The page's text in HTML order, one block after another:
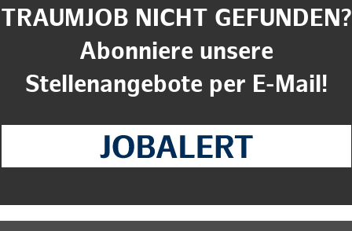
TRAUMJOB NICHT GEFUNDEN?
Abonniere unsere
Stellenangebote per E-Mail!